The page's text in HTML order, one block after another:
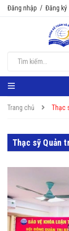
Đăng nhập / Đăng ký
Trang chủ Thạc
Thạc sỹ Quản